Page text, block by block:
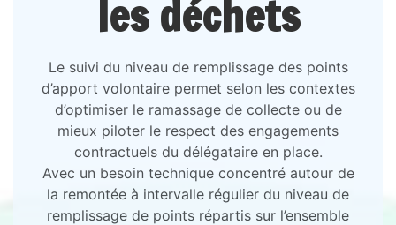
les déchets
Le suivi du niveau de remplissage des points
d’apport volontaire permet selon les contextes
d’optimiser le ramassage de collecte ou de
mieux piloter le respect des engagements
contractuels du délégataire en place.
Avec un besoin technique concentré autour de
la remontée à intervalle régulier du niveau de
remplissage de points répartis sur l’ensemble